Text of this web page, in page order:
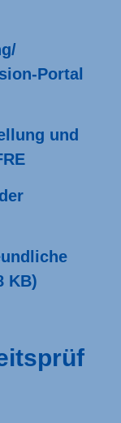
Portal
und
KB)